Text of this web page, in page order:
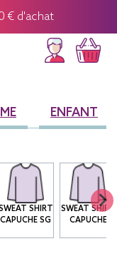
€ d'achat
ENFANT
SHIRT
CAPUCHE SG
SWEAT SHIRT
CAPUCHE